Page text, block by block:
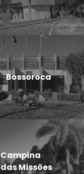
Bossoroca
Campina
das Missões